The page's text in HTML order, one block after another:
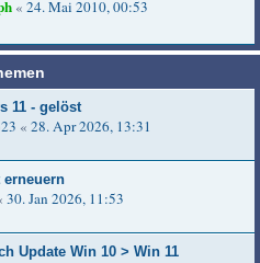
« 24. Mai 2010, 00:53
11 - gelöst
« 28. Apr 2026, 13:31
30. Jan 2026, 11:53
Update Win 10 > Win 11